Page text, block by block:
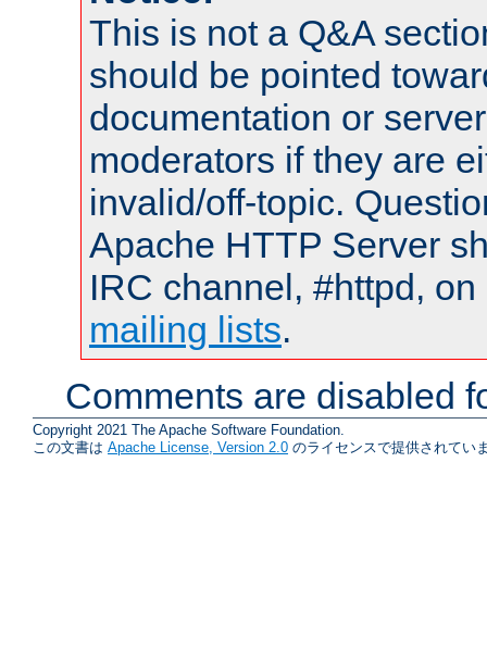
This is not a Q&A
should be pointed
documentation or
moderators if they are
invalid/off-topic.
Apache HTTP Server
IRC channel, #httpd,
mailing lists.
Comments are disabled
Copyright 2021 The Apache Software Foundation.
この文書は Apache License, Version 2.0 のライセンスで提供されてい